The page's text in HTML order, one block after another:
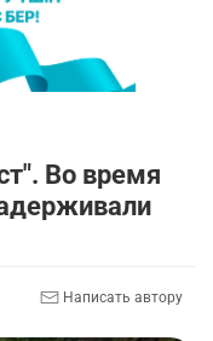
Во время
Написать автору